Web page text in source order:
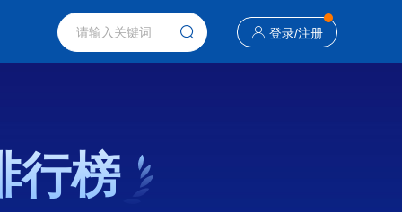
登录/注册
行榜